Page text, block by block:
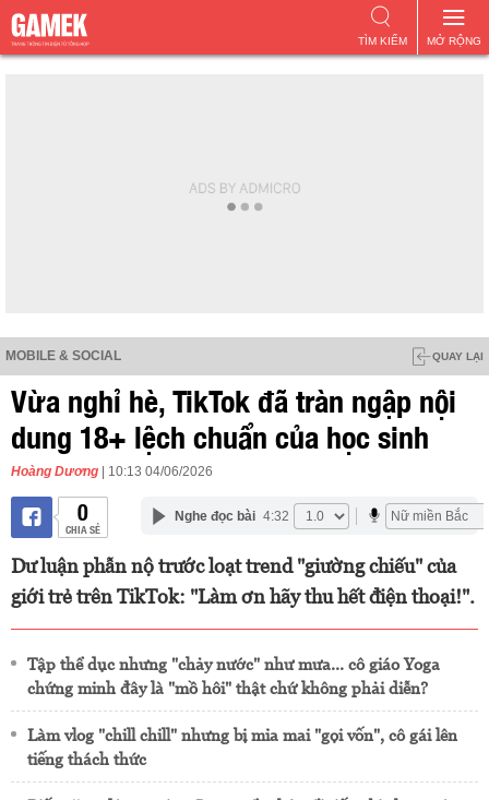
MỞ RỘNG
TÌM KIẾM
MOBILE & SOCIAL QUAY LẠI
Vừa nghỉ hè, TikTok đã tràn ngập nội
dung 18+ lệch chuẩn của học sinh
Hoàng Dương | 10:13 04/06/2026
0
CHIA SẺ
Nghe đọc bài 4:32
Dư luận phẫn nộ trước loạt trend "giường chiếu" của
giới trẻ trên TikTok: "Làm ơn hãy thu hết điện thoại!".
Tập thể dục nhưng "chảy nước" như mưa... cô giáo Yoga
chứng minh đây là "mồ hôi" thật chứ không phải diễn?
Làm vlog "chill chill" nhưng bị mỉa mai "gọi vốn", cô gái lên
tiếng thách thức